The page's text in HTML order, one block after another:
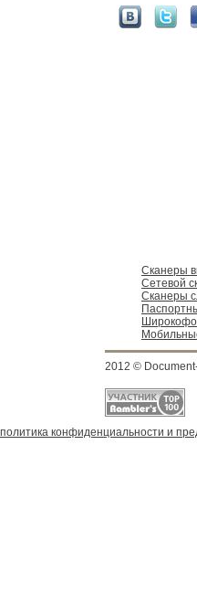
Сканеры
Сетевой
Сканеры
2012 ©
политика конфиденциальности и